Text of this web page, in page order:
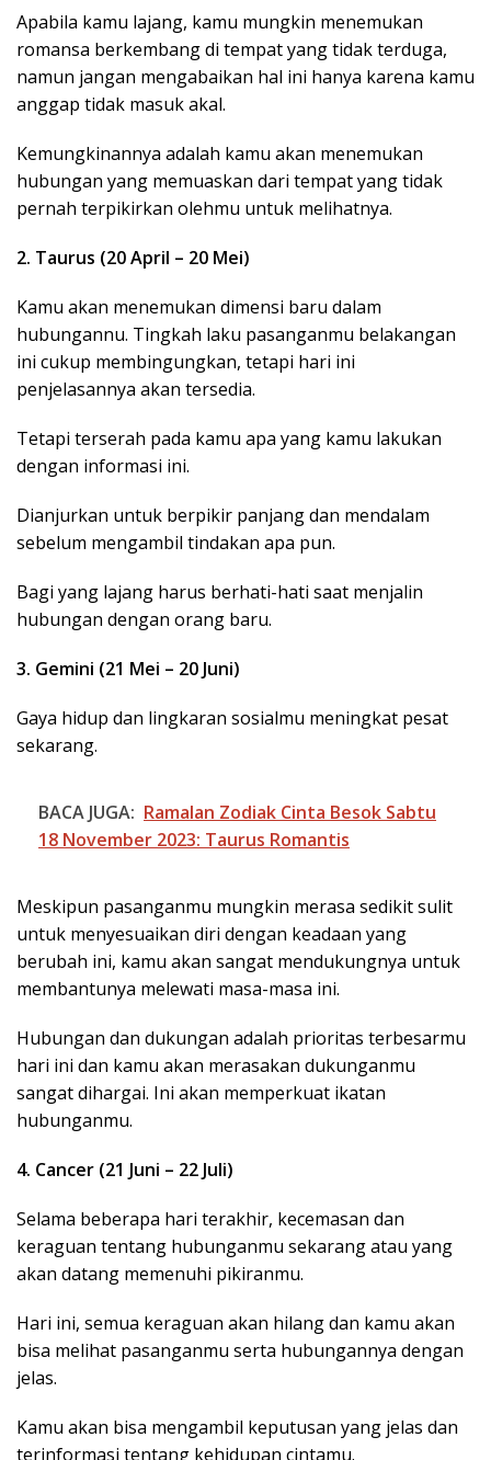
Apabila kamu lajang, kamu mungkin menemukan
romansa berkembang di tempat yang tidak terduga,
namun jangan mengabaikan hal ini hanya karena kamu
anggap tidak masuk akal.
Kemungkinannya adalah kamu akan menemukan
hubungan yang memuaskan dari tempat yang tidak
pernah terpikirkan olehmu untuk melihatnya.
2. Taurus (20 April – 20 Mei)
Kamu akan menemukan dimensi baru dalam
hubungannu. Tingkah laku pasanganmu belakangan
ini cukup membingungkan, tetapi hari ini
penjelasannya akan tersedia.
Tetapi terserah pada kamu apa yang kamu lakukan
dengan informasi ini.
Dianjurkan untuk berpikir panjang dan mendalam
sebelum mengambil tindakan apa pun.
Bagi yang lajang harus berhati-hati saat menjalin
hubungan dengan orang baru.
3. Gemini (21 Mei – 20 Juni)
Gaya hidup dan lingkaran sosialmu meningkat pesat
sekarang.
BACA JUGA: Ramalan Zodiak Cinta Besok Sabtu
18 November 2023: Taurus Romantis
Meskipun pasanganmu mungkin merasa sedikit sulit
untuk menyesuaikan diri dengan keadaan yang
berubah ini, kamu akan sangat mendukungnya untuk
membantunya melewati masa-masa ini.
Hubungan dan dukungan adalah prioritas terbesarmu
hari ini dan kamu akan merasakan dukunganmu
sangat dihargai. Ini akan memperkuat ikatan
hubunganmu.
4. Cancer (21 Juni – 22 Juli)
Selama beberapa hari terakhir, kecemasan dan
keraguan tentang hubunganmu sekarang atau yang
akan datang memenuhi pikiranmu.
Hari ini, semua keraguan akan hilang dan kamu akan
bisa melihat pasanganmu serta hubungannya dengan
jelas.
Kamu akan bisa mengambil keputusan yang jelas dan
terinformasi tentang kehidupan cintamu.